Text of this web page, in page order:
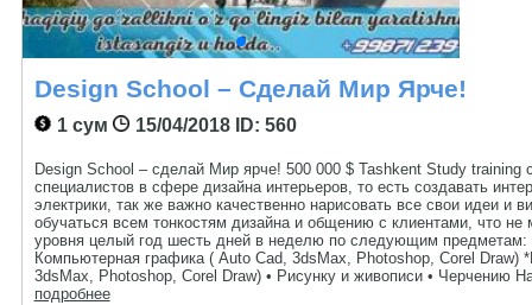
Design School – Сделай Мир Ярче!
1 сум 15/04/2018ID: 560
Design School – сделай Мир ярче! 500 000 $ Tashkent Study
специалистов в сфере дизайна интерьеров, то есть создавать
электрики, так же важно качественно нарисовать все свои идеи и
обучаться всем тонкостям дизайна и общению с клиентами, что
уровня целый год шесть дней в неделю по следующим предметам:
Компьютерная графика ( Auto Cad, 3dsMax, Photoshop, Corel
3dsMax, Photoshop, Corel Draw) • Рисунку и живописи • Черчению
подробнее